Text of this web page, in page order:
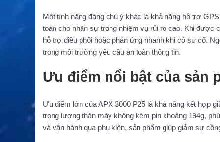
Một tính năng đáng chú ý khác là khả năng hỗ trợ
toàn cho nhân sự trong nhiệm vụ rủi ro cao. Khi được
hỗ trợ điều phối hoặc phản ứng nhanh khi có sự cố.
trong môi trường yêu cầu an toàn thông tin.
Ưu điểm nổi bật của sản
Ưu điểm lớn của APX 3000 P25 là khả năng kết hợp
trọng lượng thân máy không kèm pin khoảng 194g,
và vận hành qua phụ kiện, sản phẩm giúp giảm sự